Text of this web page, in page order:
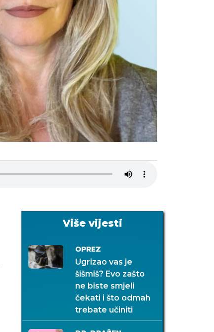
Više vijesti
OPREZ
Ugrizao vas je
šišmiš? Evo zašto
ne biste smjeli
čekati i što odmah
trebate učiniti